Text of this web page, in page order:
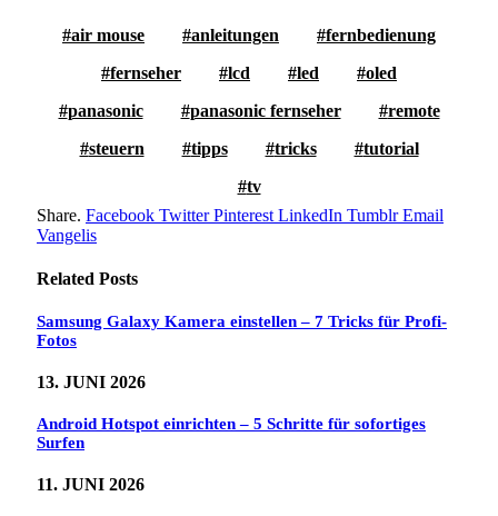
air mouse anleitungen
fernbedienung
fernseher
lcd led
oled
panasonic
panasonic fernseher
remote
steuern
tipps tricks
tutorial
tv
Share. Facebook Twitter Pinterest LinkedIn Tumblr Email
Vangelis
Related Posts
Samsung Galaxy Kamera einstellen – 7 Tricks für Profi-
Fotos
13. JUNI 2026
Android Hotspot einrichten – 5 Schritte für sofortiges
Surfen
11. JUNI 2026